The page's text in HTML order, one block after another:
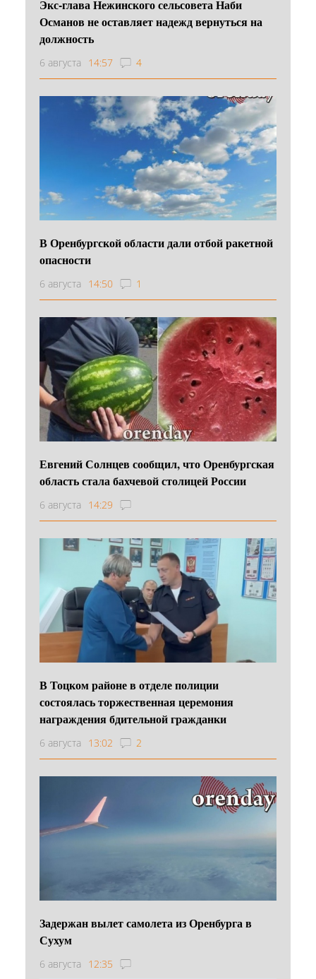
Экс-глава Нежинского сельсовета Наби
Османов не оставляет надежд вернуться на
должность
6 августа 14:57 4
В Оренбургской области дали отбой ракетной
опасности
6 августа 14:50 1
Евгений Солнцев сообщил, что Оренбургская
область стала бахчевой столицей России
6 августа 14:29
В Тоцком районе в отделе полиции
состоялась торжественная церемония
награждения бдительной гражданки
6 августа 13:02 2
Задержан вылет самолета из Оренбурга в
Сухум
6 августа 12:35